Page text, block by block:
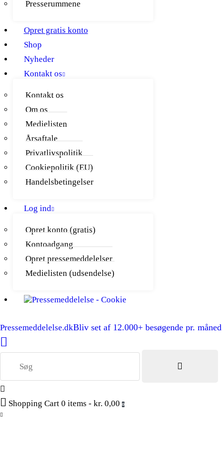
Presserummene
Opret gratis konto
Shop
Nyheder
Kontakt os
Kontakt os
Om os
Medielisten
Årsaftale
Privatlivspolitik
Cookiepolitik (EU)
Handelsbetingelser
Log ind
Opret konto (gratis)
Kontoadgang
Opret pressemeddelelser
Medielisten (udsendelse)
Pressemeddelelse.dkBliv set af 12.000+ besøgende pr. måned
Shopping Cart 0 items - kr. 0,00 0